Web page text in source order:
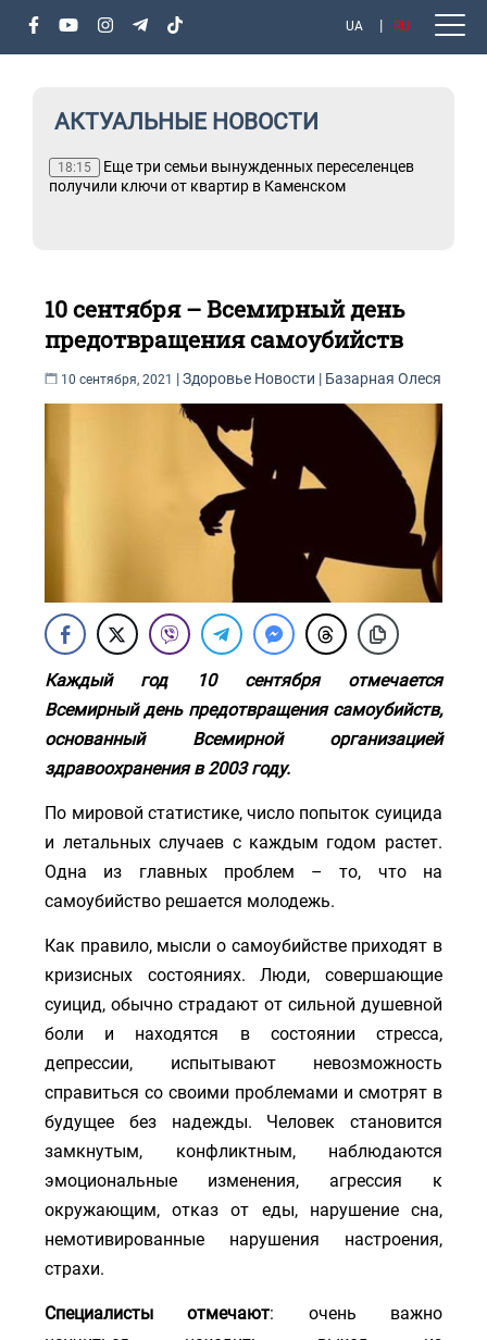
UA RU
АКТУАЛЬНЫЕ НОВОСТИ
18:15
Еще три семьи вынужденных переселенцев
получили ключи от квартир в Каменском
10 сентября – Всемирный день
предотвращения самоубийств
10 сентября, 2021 |Здоровье Новости | Базарная Олеся
Каждый год 10 сентября отмечается
Всемирный день предотвращения самоубийств,
основанный Всемирной организацией
здравоохранения в 2003 году.
По мировой статистике, число попыток суицида
и летальных случаев с каждым годом растет.
Одна из главных проблем – то, что на
самоубийство решается молодежь.
Как правило, мысли о самоубийстве приходят в
кризисных состояниях. Люди, совершающие
суицид, обычно страдают от сильной душевной
боли и находятся в состоянии стресса,
депрессии, испытывают невозможность
справиться со своими проблемами и смотрят в
будущее без надежды. Человек становится
замкнутым, конфликтным, наблюдаются
эмоциональные изменения, агрессия к
окружающим, отказ от еды, нарушение сна,
немотивированные нарушения настроения,
страхи.
Специалисты отмечают: очень важно